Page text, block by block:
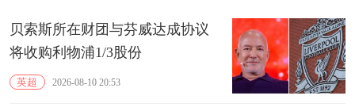
贝索斯所在财团与芬威达成协议
将收购利物浦1/3股份
英超 2026-08-10 20:53